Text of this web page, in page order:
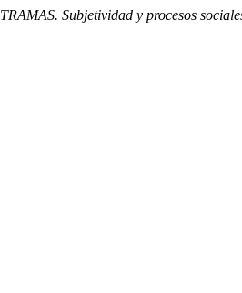
TRAMAS. Subjetividad y procesos